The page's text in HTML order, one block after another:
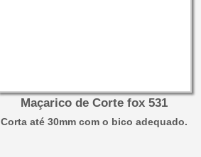
Maçarico de Corte fox 531
Corta até 30mm com o bico adequado.